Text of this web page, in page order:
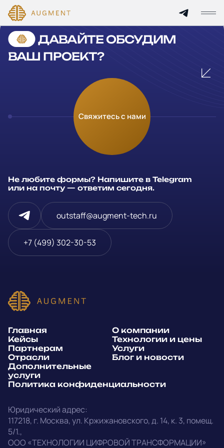
Написать в Telegram
outstaff@augment-tech.ru
Главная
Технологии и цены
Услуги
Отрасли
Блог и новости
Политика
конфиденциальности
Cannot find 'services' template with page 'detail'
ДАВАЙТЕ ОБСУДИМ
ВАШ ПРОЕКТ?
Свяжитесь с нами
Не любите формы? Напишите в Telegram
или на почту — ответим сегодня.
outstaff@augment-tech.ru
+7 (499) 302-30-53
Юридический адрес:
117218, г. Москва,ул. Кржижановского, д. 14, к. 3, помещ.
5/1.,
ООО «ТЕХНОЛОГИИ ЦИФРОВОЙ ТРАНСФОРМАЦИИ»
Главная
О компании
Кейсы
Технологии и цены
Партнерам
Услуги
Отрасли
Блог и новости
Дополнительные
услуги
Политика конфиденциальности
Оставьте заявку
Заполните и отправьте данные и мы свяжемся с вами в
течение рабочего дня
Компания
Телефон*
E-mail
Telegram
WhatsApp
E-mail
Позвонить
Напишите, какие специалисты, в каком количестве и как
срочно нужны на ваш проект
Прикрепить файл